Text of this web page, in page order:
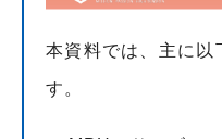
本資料では、主に以
す。